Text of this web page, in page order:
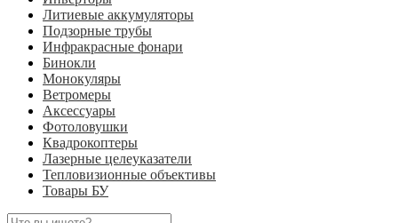
Литиевые аккумуляторы
Подзорные трубы
Инфракрасные фонари
Бинокли
Монокуляры
Ветромеры
Аксессуары
Фотоловушки
Квадрокоптеры
Лазерные целеуказатели
Тепловизионные объективы
Товары БУ